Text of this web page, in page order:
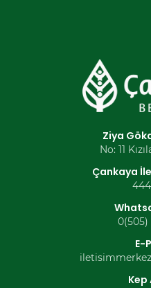
Ziya
No: 11
Çankaya
0(505)
E-
Kep